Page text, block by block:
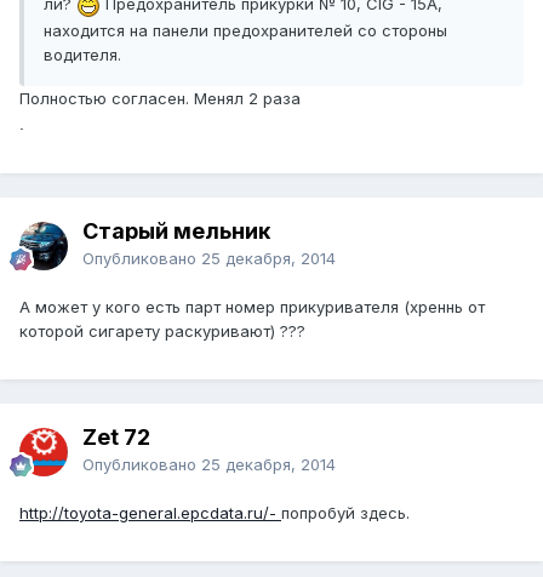
ли?
Предохранитель прикурки № 10, CIG - 15А,
находится на панели предохранителей со стороны
водителя.
Полностью согласен. Менял 2 раза
Старый мельник
Опубликовано 25 декабря, 2014
А может у кого есть парт номер прикуривателя (хреннь от
которой сигарету раскуривают) ???
Zet 72
Опубликовано 25 декабря, 2014
http://toyota-general.epcdata.ru/- попробуй здесь.